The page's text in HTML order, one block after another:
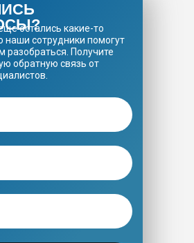
остались какие-то
наши сотрудники помогут
разобраться. Получите
обратную связь от